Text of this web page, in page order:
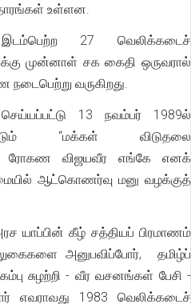
உள்ளன.
27 வெலிக்கடைச்
முன்னாள் சக கைதி ஒருவரால்
வருகிறது.
13 நவம்பர் 1989ல்
“மக்கள் விடுதலை
ரோகண விஜயவீர எங்கே எனக்
ஆட்கொணர்வு மனு வழக்குத்
யாப்பின் கீழ் சத்தியப் பிரமாணம்
அனுபவிப்போர், தமிழ்ப்
சுழற்றி - வீர வசனங்கள் பேசி -
எவராவது 1983 வெலிக்கடைச்